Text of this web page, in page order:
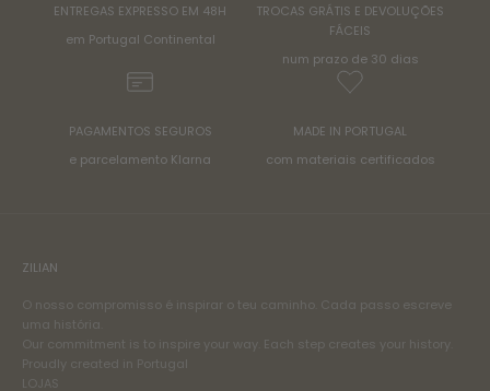
ENTREGAS EXPRESSO EM 48H
em Portugal Continental
TROCAS GRÁTIS E DEVOLUÇÕES
FÁCEIS
num prazo de 30 dias
PAGAMENTOS SEGUROS
e parcelamento Klarna
MADE IN PORTUGAL
com materiais certificados
ZILIAN
O nosso compromisso é inspirar o teu caminho. Cada passo escreve
uma história.
Our commitment is to inspire your way. Each step creates your history.
Proudly created in Portugal
LOJAS